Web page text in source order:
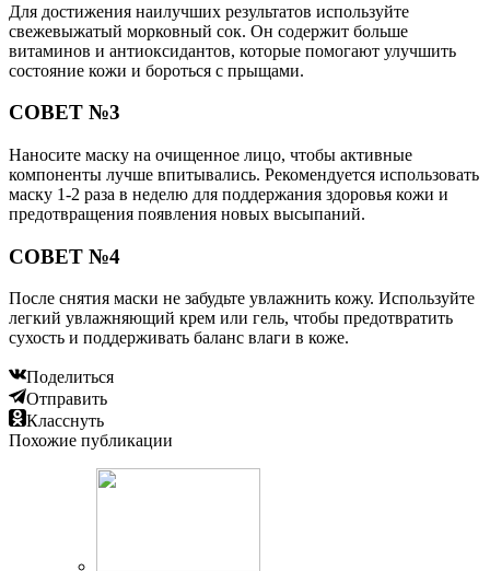
Для достижения наилучших результатов используйте
свежевыжатый морковный сок. Он содержит больше
витаминов и антиоксидантов, которые помогают улучшить
состояние кожи и бороться с прыщами.
СОВЕТ №3
Наносите маску на очищенное лицо, чтобы активные
компоненты лучше впитывались. Рекомендуется использовать
маску 1-2 раза в неделю для поддержания здоровья кожи и
предотвращения появления новых высыпаний.
СОВЕТ №4
После снятия маски не забудьте увлажнить кожу. Используйте
легкий увлажняющий крем или гель, чтобы предотвратить
сухость и поддерживать баланс влаги в коже.
Поделиться
Отправить
Класснуть
Похожие публикации